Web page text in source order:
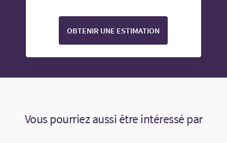
OBTENIR UNE ESTIMATION
Vous pourriez aussi être intéressé par